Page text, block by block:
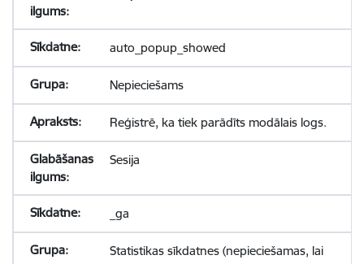
auto_popup_showed
Nepieciešams
Reģistrē, ka tiek parādīts modālais logs.
Sesija
_ga
Statistikas sīkdatnes (nepieciešamas, lai